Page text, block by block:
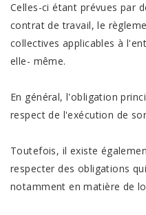
Celles-ci étant prévues par
contrat de travail, le
collectives applicables à
elle- même.
En général, l'obligation
respect de l'exécution de
Toutefois, il existe
respecter des obligations
notamment en matière de